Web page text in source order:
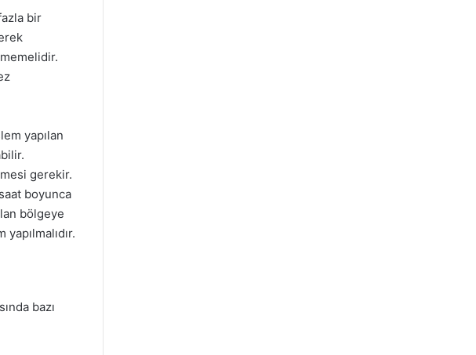
bir
yapılan
gerekir.
boyunca
bölgeye
bazı